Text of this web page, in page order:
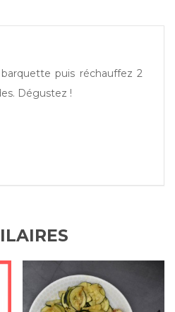
puis réchauffez 2
Dégustez !